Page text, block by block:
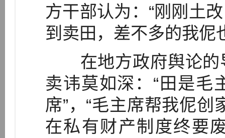
方干部认为：“刚刚土
到卖田，差不多的我伲
在地方政府舆论的
卖讳莫如深：“田是毛
席”，“毛主席帮我伲
在私有财产制度终要